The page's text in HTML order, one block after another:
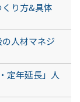
り方&具体
人材マネジ
定年延長」人